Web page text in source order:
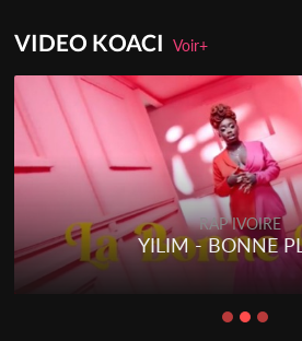
VIDEO KOACIVoir+
RAP IVOIRE
YILIM - BONNE